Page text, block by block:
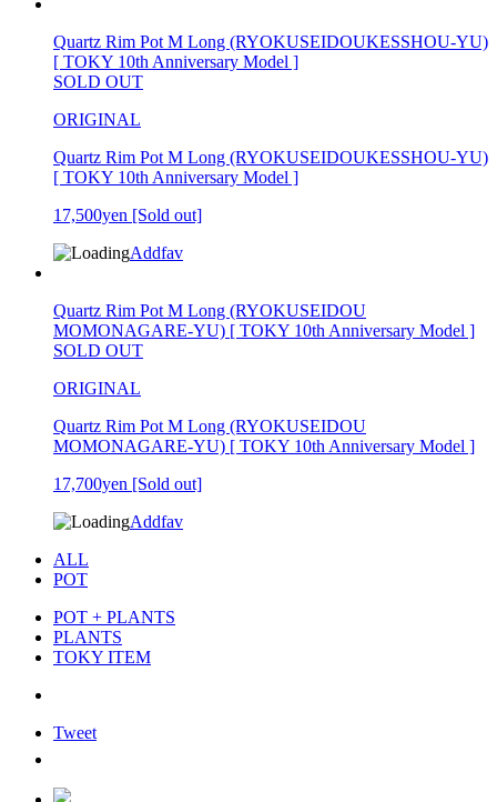
Quartz Rim Pot M Long (RYOKUSEIDOUKESSHOU-YU)
[ TOKY 10th Anniversary Model ]
SOLD OUT
ORIGINAL
Quartz Rim Pot M Long (RYOKUSEIDOUKESSHOU-YU)
[ TOKY 10th Anniversary Model ]
17,500yen [Sold out]
Addfav
Quartz Rim Pot M Long (RYOKUSEIDOU
MOMONAGARE-YU) [ TOKY 10th Anniversary Model ]
SOLD OUT
ORIGINAL
Quartz Rim Pot M Long (RYOKUSEIDOU
MOMONAGARE-YU) [ TOKY 10th Anniversary Model ]
17,700yen [Sold out]
Addfav
ALL
POT
POT + PLANTS
PLANTS
TOKY ITEM
Tweet